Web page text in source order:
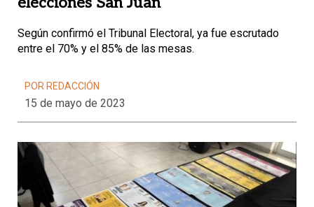
Según confirmó el Tribunal Electoral, ya fue escrutado
entre el 70% y el 85% de las mesas.
POR REDACCIÓN
15 de mayo de 2023